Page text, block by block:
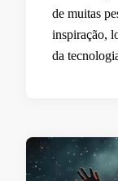
de muitas
inspiração,
da